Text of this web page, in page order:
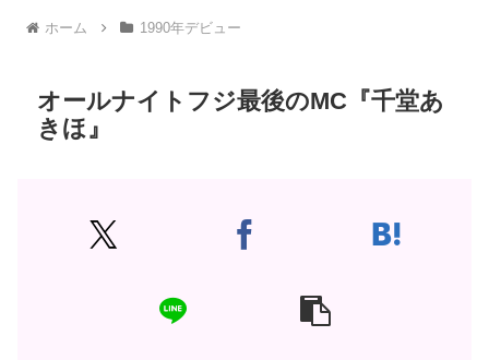
ホーム 1990年デビュー
オールナイトフジ最後のMC『千堂あ
きほ』